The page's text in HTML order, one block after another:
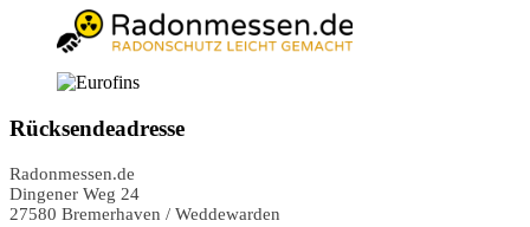
Rücksendeadresse
Radonmessen.de
Dingener Weg 24
27580 Bremerhaven / Weddewarden